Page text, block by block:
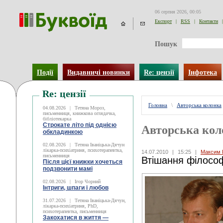
06 серпня 2026, 00:05
Експорт
| RSS | Контакти |
Пошук
Події Видавничі новинки Re: цензії Інфотека
Re: цензії
04.08.2026 |
Тетяна Мороз,
письменниця, книжкова оглядачка,
бібліотекарка
Строкате літо під однією
обкладинкою
02.08.2026 |
Тетяна Іваніцька-Дячун
лікарка-психіатриня, психотерапевтка,
письменниця
Після цієї книжки хочеться
подзвонити мамі
02.08.2026 | Ігор Чорний
Інтриги, шпаги і любов
31.07.2026 |
Тетяна Іваніцька-Дячун,
лікарка-психіатриня, PhD,
психотерапевтка, письменниця
Закохатися в життя —
Головна \ Авторська колонка
Авторська
14.07.2010 | 15:25 | Максим
Втішання